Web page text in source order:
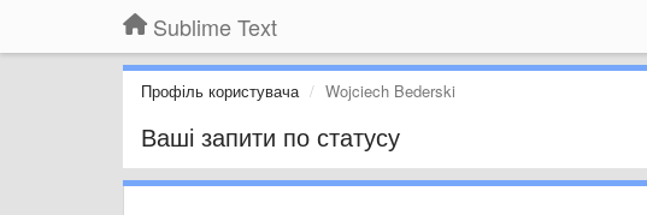
Sublime Text
Профіль користувача Wojciech Bederski
Ваші запити по статусу